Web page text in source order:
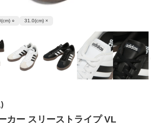
カー スリーストライプ VL
○ 31.0(cm) ×